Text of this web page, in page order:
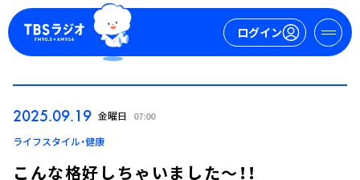
ログイン
ログイン
2025.09.19 金曜日 07:00
ライフスタイル・健康
こんな格好しちゃいました～！！